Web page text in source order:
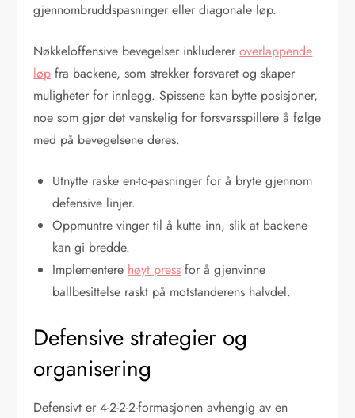
gjennombruddspasninger eller diagonale løp.
Nøkkeloffensive bevegelser inkludereroverlappende
løp fra backene, som strekker forsvaret og skaper
muligheter for innlegg. Spissene kan bytte posisjoner,
noe som gjør det vanskelig for forsvarsspillere å følge
med på bevegelsene deres.
Utnytte raske en-to-pasninger for å bryte gjennom
defensive linjer.
Oppmuntre vinger til å kutte inn, slik at backene
kan gi bredde.
Implementere høyt press for å gjenvinne
ballbesittelse raskt på motstanderens halvdel.
Defensive strategier og
organisering
Defensivt er 4-2-2-2-formasjonen avhengig av en